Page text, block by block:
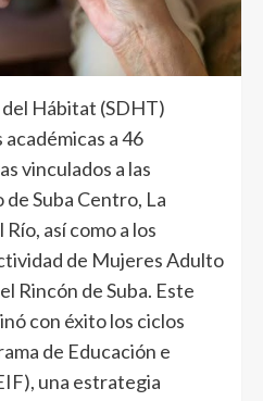
Hábitat (SDHT)
a 46
vinculados a las
Suba Centro, La
así como a los
de Mujeres Adulto
Rincón de Suba. Este
con éxito los ciclos
de Educación e
una estrategia